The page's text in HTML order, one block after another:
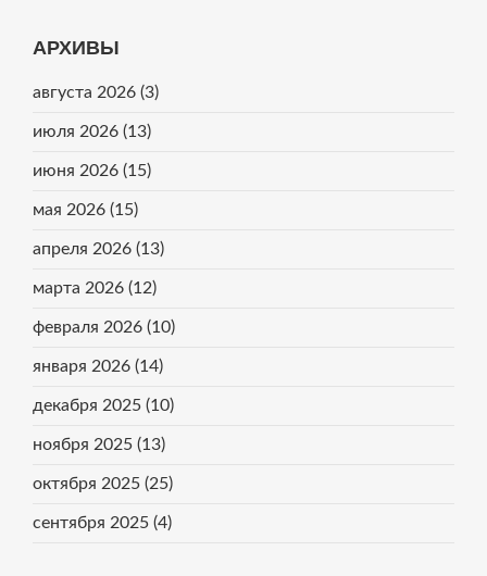
АРХИВЫ
августа 2026 (3)
июля 2026 (13)
июня 2026 (15)
мая 2026 (15)
апреля 2026 (13)
марта 2026 (12)
февраля 2026 (10)
января 2026 (14)
декабря 2025 (10)
ноября 2025 (13)
октября 2025 (25)
сентября 2025 (4)